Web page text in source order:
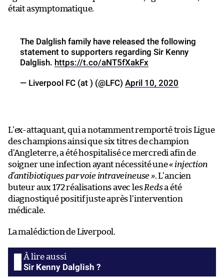
était asymptomatique.
The Dalglish family have released the following
statement to supporters regarding Sir Kenny
Dalglish. https://t.co/aNT5fXakFx
— Liverpool FC (at ) (@LFC) April 10, 2020
L’ex-attaquant, qui a notamment remporté trois Ligue
des champions ainsi que six titres de champion
d’Angleterre, a été hospitalisé ce mercredi afin de
soigner une infection ayant nécessité une« injection
d’antibiotiques par voie intraveineuse ». L’ancien
buteur aux 172 réalisations avec lesRedsa été
diagnostiqué positif juste après l’intervention
médicale.
La malédiction de Liverpool.
Sir Kenny Dalglish ?